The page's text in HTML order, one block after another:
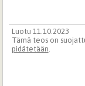
Luotu 11.10.2023
Tämä teos on
pidätetään.